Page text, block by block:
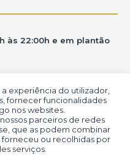
experiência do utilizador,
fornecer funcionalidades
nos websites.
parceiros de redes
que as podem combinar
ou recolhidas por
serviços.
às 22:00h e em plantão
São Lourenço - MG